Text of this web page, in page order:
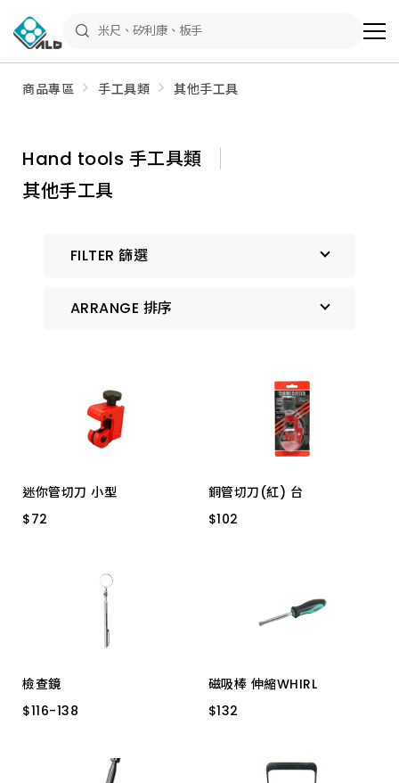
Shop
商
專
具、
商品專區 手工具類 其他手工具
Hand tools 手工具類
其他手工具
FILTER 篩選
ARRANGE 排序
上架時間 由新到舊
迷你管切刀 小型
$72
$72
銅管切刀(紅) 台
$102
$102
檢查鏡
$116-138
$116-138
MP-1211D 445mm
磁吸棒 伸縮WHIRL
$132
$132